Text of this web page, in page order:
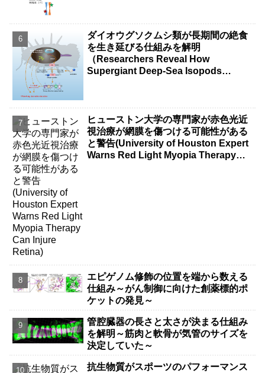
ダイオウグソクムシ類が長期間の絶食
を生き延びる仕組みを解明
（Researchers Reveal How
Supergiant Deep-Sea Isopods
ヒューストン大学の専門家が赤色光近
視治療が網膜を傷つける可能性がある
と警告(University of Houston Expert
Warns Red Light Myopia Therapy
エピゲノム修飾の位置を端から数える
仕組み～がん制御に向けた創薬標的ポ
ケットの発見～
管腔臓器の長さと太さが決まる仕組み
を解明～筋肉と軟骨が気管のサイズを
決定していた～
抗生物質がスポーツのパフォーマンス